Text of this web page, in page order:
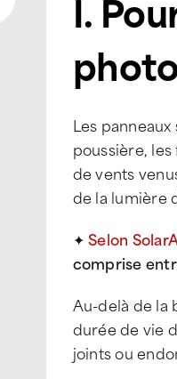
Les
poussière,
de vents
de la lumière
✦Selon
comprise
Au-delà de la
durée de vie
joints ou